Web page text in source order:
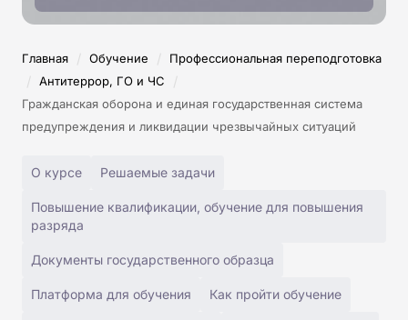
Главная / Обучение / Профессиональная переподготовка
/ Антитеррор, ГО и ЧС /
Гражданская оборона и единая государственная система
предупреждения и ликвидации чрезвычайных ситуаций
О курсе Решаемые задачи
Повышение квалификации, обучение для повышения
разряда
Документы государственного образца
Платформа для обучения Как пройти обучение